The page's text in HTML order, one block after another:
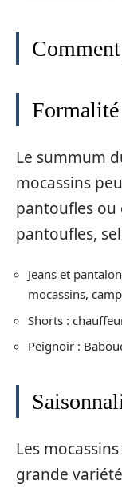
Formalité
Le summum
mocassins
pantoufles ou
pantoufles,
Jeans et
mocassins,
Shorts :
Peignoir :
Les
grande